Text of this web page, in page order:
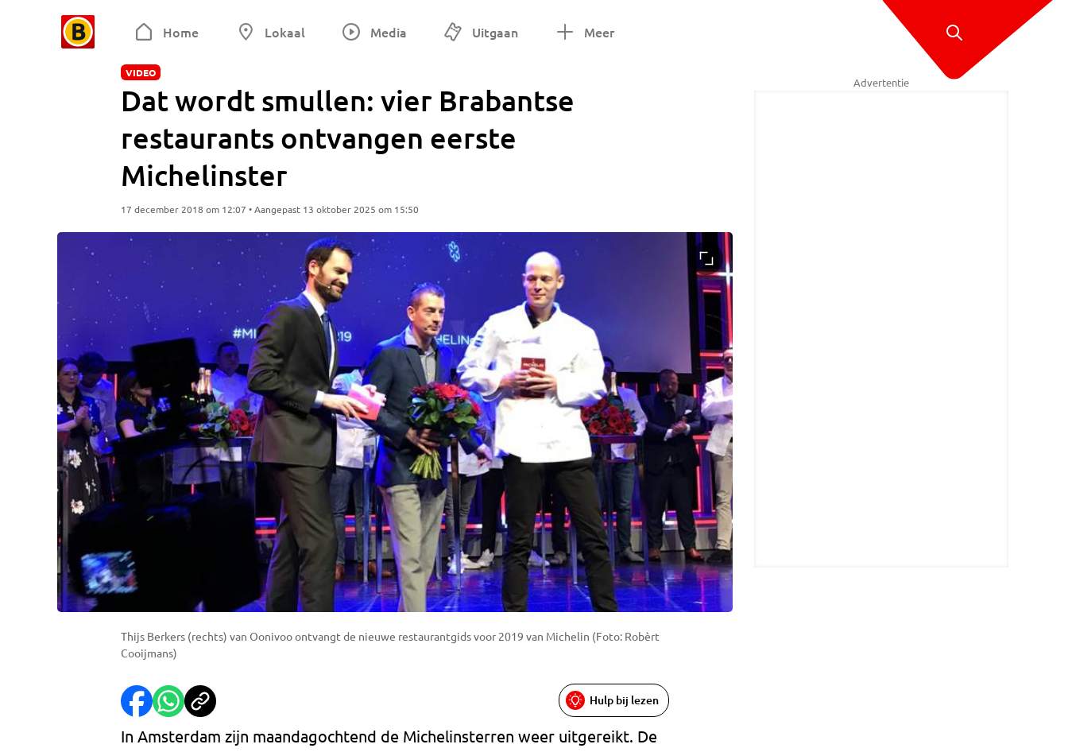
Home Lokaal Media Uitgaan Meer
VIDEO
Dat wordt smullen: vier Brabantse
restaurants ontvangen eerste
Michelinster
17 december 2018 om 12:07 • Aangepast 13 oktober 2025 om 15:50
Thijs Berkers (rechts) van Oonivoo ontvangt de nieuwe restaurantgids voor 2019 van Michelin (Foto: Robèrt
Cooijmans)
Hulp bij lezen
In Amsterdam zijn maandagochtend de Michelinsterren weer uitgereikt. De
Advertentie